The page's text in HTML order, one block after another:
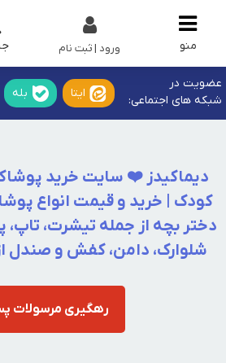
منو ورود | ثبت نام
عضویت در
شبکه های اجتماعی:
ایتا بله
دیماکیدز ❤️ سایت خرید
کودک | خرید و قیمت انواع
دختر بچه از جمله تیشرت، تاپ،
شلوارک، دامن، کفش و صندل
رهگیری مرسولات